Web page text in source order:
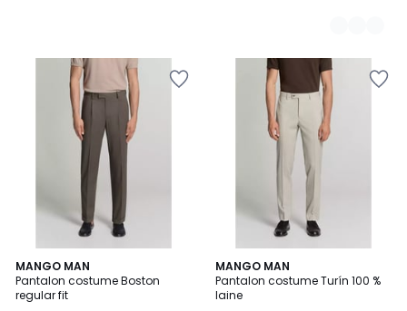
MANGO MAN
Pantalon costume Boston
regular fit
MANGO MAN
Pantalon costume Turín 100 %
laine